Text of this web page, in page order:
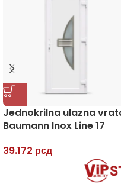
Jednokrilna ulazna
Baumann Inox Line 17
39.172 рсд